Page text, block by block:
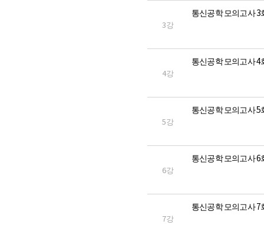
3강
통신공학 모의고사 3
4강
통신공학 모의고사 4
5강
통신공학 모의고사 5
6강
통신공학 모의고사 6
7강
통신공학 모의고사 7